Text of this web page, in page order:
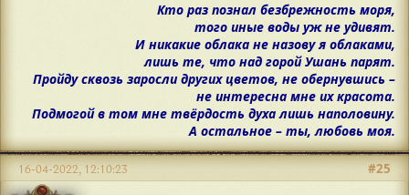
Кто раз познал безбрежность моря,
того иные воды уж не удивят.
И никакие облака не назову я облаками,
лишь те, что над горой Ушань парят.
Пройду сквозь заросли других цветов, не обернувшись –
не интересна мне их красота.
Подмогой в том мне твёрдость духа лишь наполовину.
А остальное – ты, любовь моя.
#25
16-04-2022, 12:10:23